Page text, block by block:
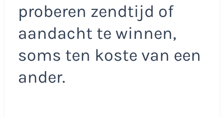
proberen zendtijd of
aandacht te winnen,
soms ten koste van een
ander.